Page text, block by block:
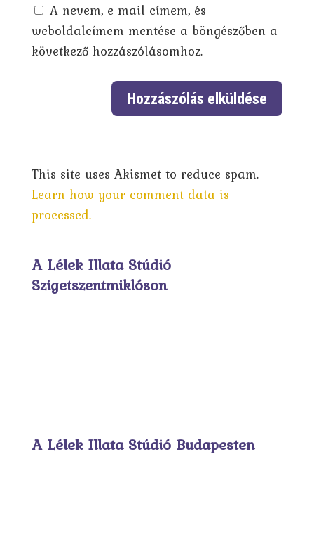
A nevem, e-mail címem, és
weboldalcímem mentése a böngészőben a
következő hozzászólásomhoz.
This site uses Akismet to reduce spam.
Learn how your comment data is
processed.
A Lélek Illata Stúdió
Szigetszentmiklóson
A Lélek Illata Stúdió Budapesten